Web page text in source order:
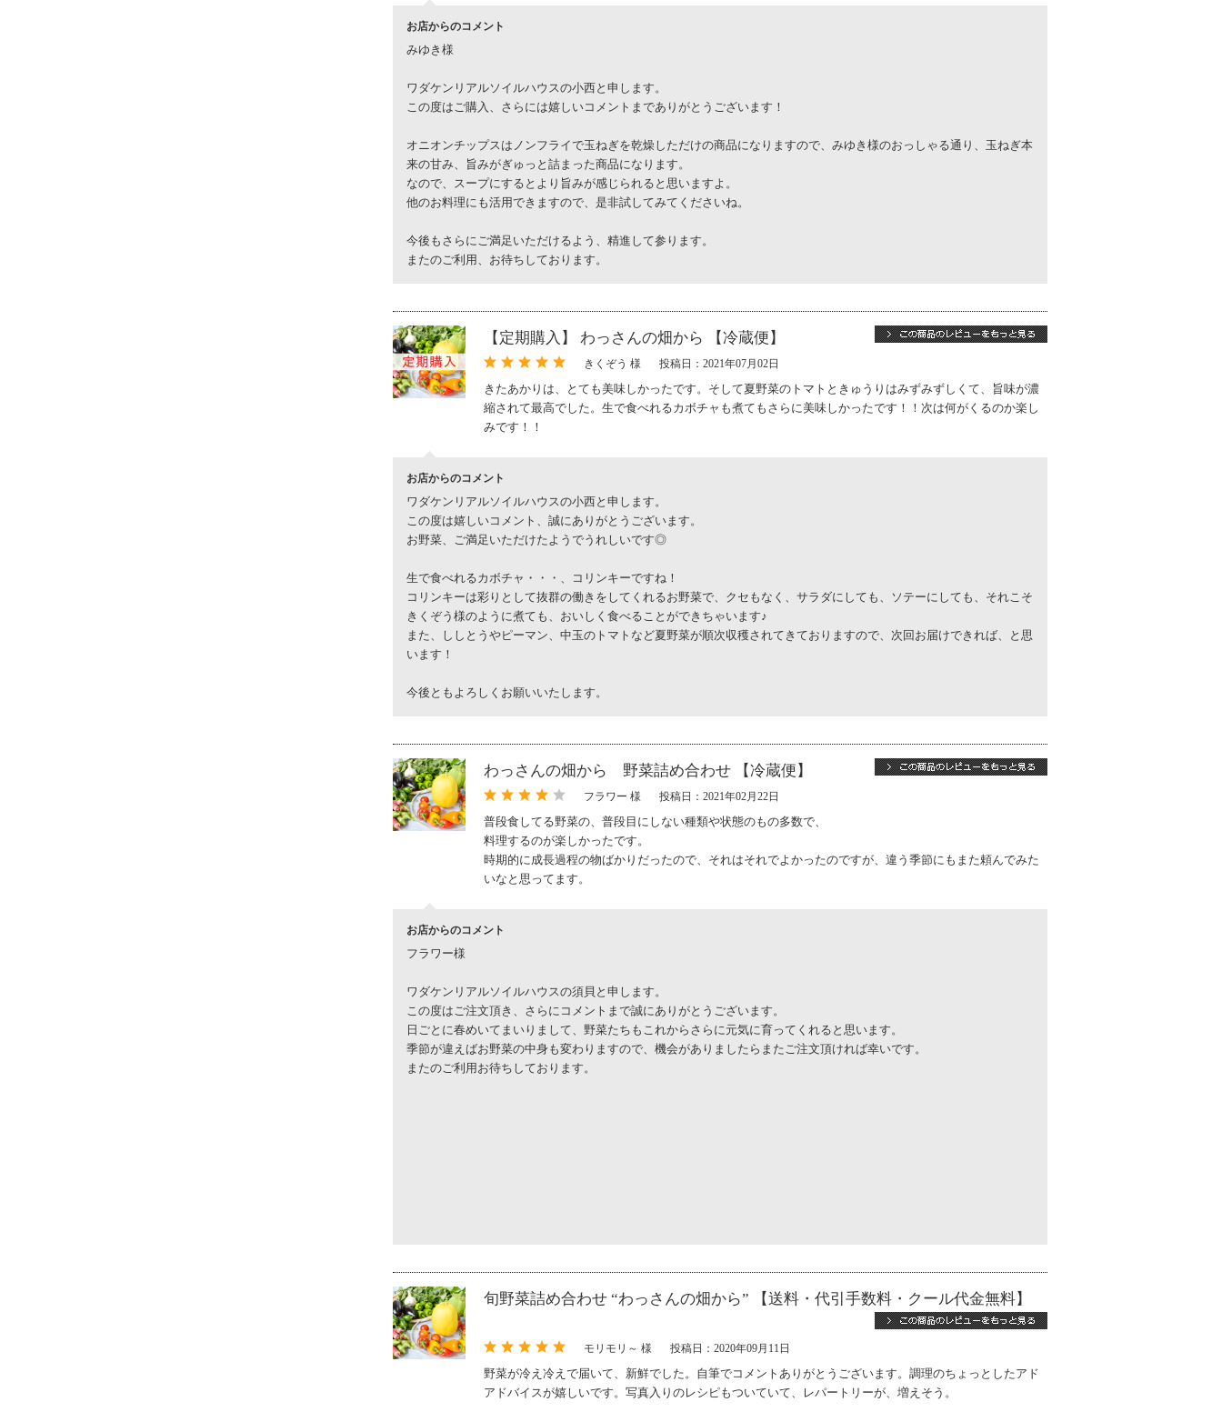
お店からのコメント
みゆき様
ワダケンリアルソイルハウスの小西と申します。
この度はご購入、さらには嬉しいコメントまでありがとうございます！
オニオンチップスはノンフライで玉ねぎを乾燥しただけの商品になりますので、みゆき様のおっしゃる通り、玉ねぎ本
来の甘み、旨みがぎゅっと詰まった商品になります。
なので、スープにするとより旨みが感じられると思いますよ。
他のお料理にも活用できますので、是非試してみてくださいね。
今後もさらにご満足いただけるよう、精進して参ります。
またのご利用、お待ちしております。
【定期購入】 わっさんの畑から 【冷蔵便】
きくぞう 様
投稿日：2021年07月02日
きたあかりは、とても美味しかったです。そして夏野菜のトマトときゅうりはみずみずしくて、旨味が濃
縮されて最高でした。生で食べれるカボチャも煮てもさらに美味しかったです！！次は何がくるのか楽し
みです！！
お店からのコメント
ワダケンリアルソイルハウスの小西と申します。
この度は嬉しいコメント、誠にありがとうございます。
お野菜、ご満足いただけたようでうれしいです◎
生で食べれるカボチャ・・・、コリンキーですね！
コリンキーは彩りとして抜群の働きをしてくれるお野菜で、クセもなく、サラダにしても、ソテーにしても、それこそ
きくぞう様のように煮ても、おいしく食べることができちゃいます♪
また、ししとうやピーマン、中玉のトマトなど夏野菜が順次収穫されてきておりますので、次回お届けできれば、と思
います！
今後ともよろしくお願いいたします。
わっさんの畑から 野菜詰め合わせ 【冷蔵便】
フラワー 様
投稿日：2021年02月22日
普段食してる野菜の、普段目にしない種類や状態のもの多数で、
料理するのが楽しかったです。
時期的に成長過程の物ばかりだったので、それはそれでよかったのですが、違う季節にもまた頼んでみた
いなと思ってます。
お店からのコメント
フラワー様
ワダケンリアルソイルハウスの須貝と申します。
この度はご注文頂き、さらにコメントまで誠にありがとうございます。
日ごとに春めいてまいりまして、野菜たちもこれからさらに元気に育ってくれると思います。
季節が違えばお野菜の中身も変わりますので、機会がありましたらまたご注文頂ければ幸いです。
またのご利用お待ちしております。
旬野菜詰め合わせ “わっさんの畑から” 【送料・代引手数料・クール代金無料】
モリモリ～ 様
投稿日：2020年09月11日
野菜が冷え冷えで届いて、新鮮でした。自筆でコメントありがとうございます。調理のちょっとしたアド
アドバイスが嬉しいです。写真入りのレシピもついていて、レパートリーが、増えそう。